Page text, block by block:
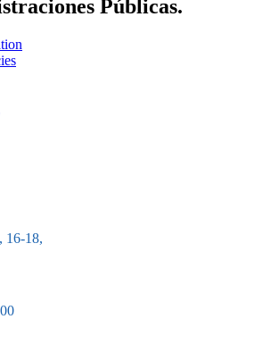
Públicas.
16-18,